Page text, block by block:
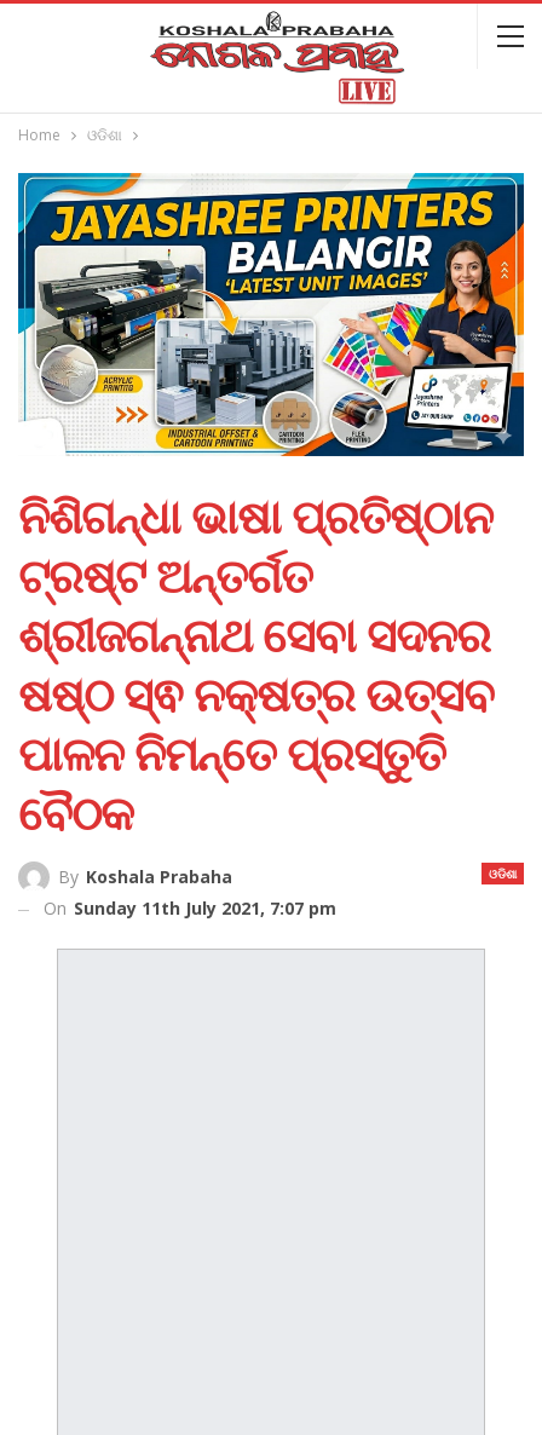
Home ଓଡିଶା
ନିଶିଗନ୍ଧା ଭାଷା ପ୍ରତିଷ୍ଠାନ
ଟ୍ରଷ୍ଟ ଅନ୍ତର୍ଗତ
ଶ୍ରୀଜଗନ୍ନାଥ ସେବା ସଦନର
ଷଷ୍ଠ ସ୍ଵ ନକ୍ଷତ୍ର ଉତ୍ସବ
ପାଳନ ନିମନ୍ତେ ପ୍ରସ୍ତୁତି
ବୈଠକ
ଓଡିଶା
By Koshala Prabaha
On Sunday 11th July 2021, 7:07 pm